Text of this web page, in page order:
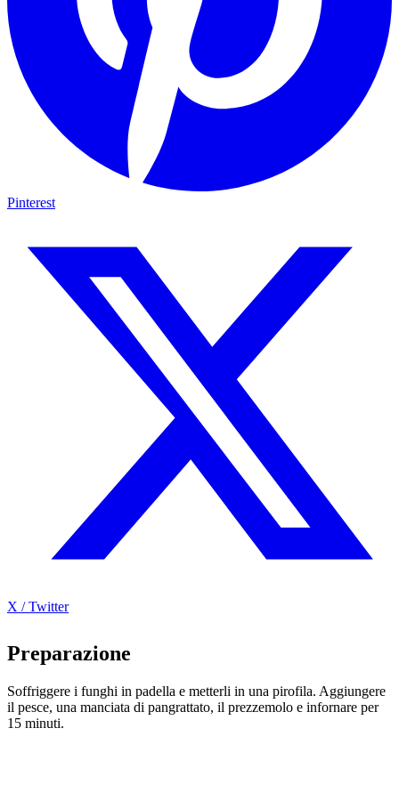
Pinterest
X / Twitter
Preparazione
Soffriggere i funghi in padella e metterli in una pirofila. Aggiungere
il pesce, una manciata di pangrattato, il prezzemolo e infornare per
15 minuti.